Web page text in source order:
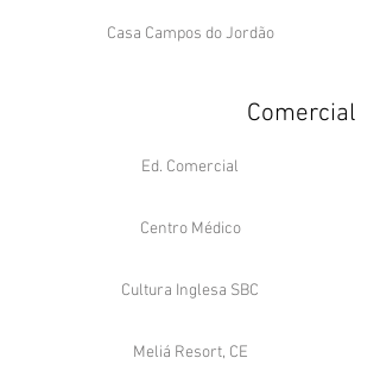
Casa Campos do Jordão
Comercial
Ed. Comercial
Centro Médico
Cultura Inglesa SBC
Meliá Resort, CE